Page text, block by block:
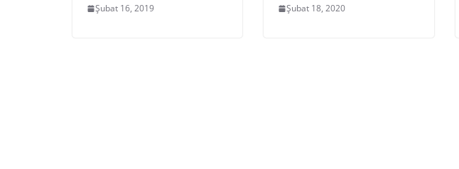
Şubat 16, 2019 Şubat 18, 2020